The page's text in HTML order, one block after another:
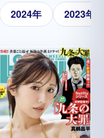
2024年 2023年